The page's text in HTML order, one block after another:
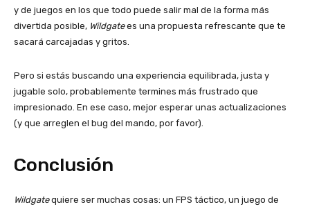
y de juegos en los que todo puede salir mal de la forma más
divertida posible, Wildgatees una propuesta refrescante que te
sacará carcajadas y gritos.
Pero si estás buscando una experiencia equilibrada, justa y
jugable solo, probablemente termines más frustrado que
impresionado. En ese caso, mejor esperar unas actualizaciones
(y que arreglen el bug del mando, por favor).
Conclusión
Wildgatequiere ser muchas cosas: un FPS táctico, un juego de